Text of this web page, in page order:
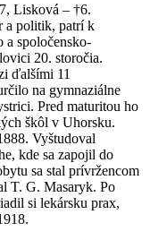
Lisková – †6.
a politik, patrí k
a spoločensko-
20. storočia.
ďalšími 11
na gymnaziálne
Pred maturitou ho
škôl v Uhorsku.
Vyštudoval
kde sa zapojil do
sa stal prívržencom
T. G. Masaryk. Po
si lekársku prax,